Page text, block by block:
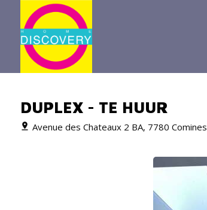
DUPLEX - TE HUUR
Avenue des Chateaux 2 BA, 7780 Comines